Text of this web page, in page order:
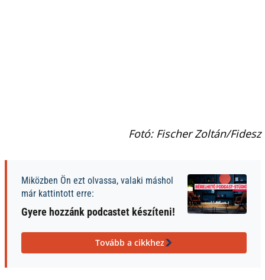
Fotó: Fischer Zoltán/Fidesz
Miközben Ön ezt olvassa, valaki máshol
már kattintott erre:
Gyere hozzánk podcastet készíteni!
Tovább a cikkhez